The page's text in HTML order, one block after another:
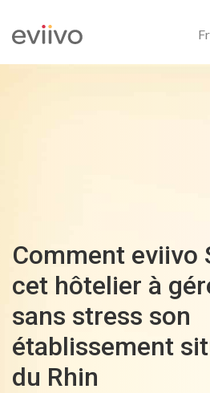
Comment eviivo
cet hôtelier à
sans stress son
établissement
du Rhin